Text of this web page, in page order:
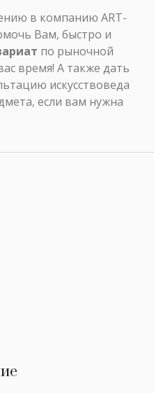
в компанию ART-
Вам, быстро и
по рыночной
время! А также дать
искусствоведа
если вам нужна